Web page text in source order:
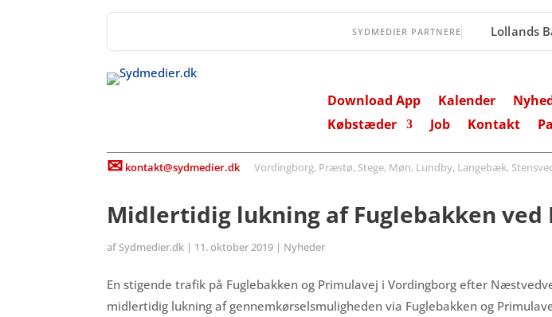
SYDMEDIER PARTNERE DGI Huset
Download App Kalender
Købstæder
Job Kontakt
✉ kontakt@sydmedier.dkVordingborg, Præstø, Stege, Møn, Lundby, Langebæk,
Midlertidig lukning af Fuglebakken
af Sydmedier.dk | 11. oktober 2019 | Nyheder
En stigende trafik på Fuglebakken og Primulavej i Vordingborg efter
midlertidig lukning af gennemkørselsmuligheden via Fuglebakken og